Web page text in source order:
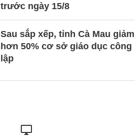
trước ngày 15/8
Sau sắp xếp, tỉnh Cà Mau giảm
hơn 50% cơ sở giáo dục công
lập